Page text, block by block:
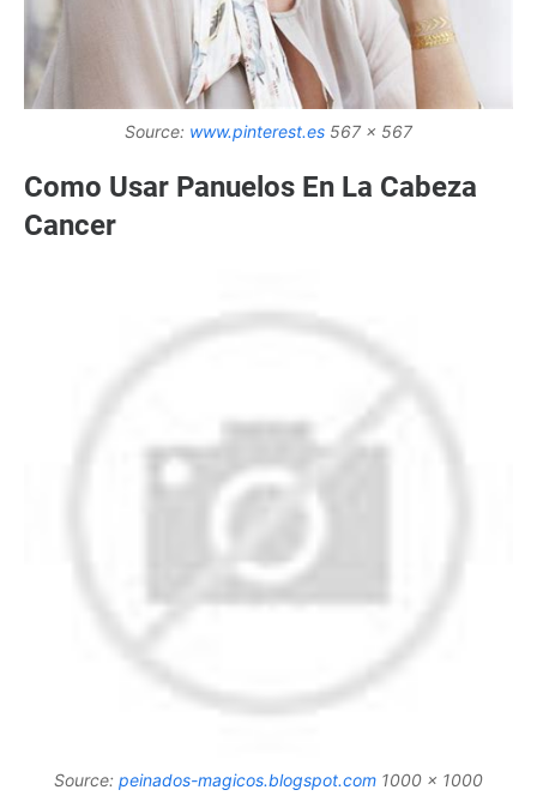
Source: www.pinterest.es 567 x 567
Como Usar Panuelos En La Cabeza
Cancer
Source: peinados-magicos.blogspot.com 1000 x 1000